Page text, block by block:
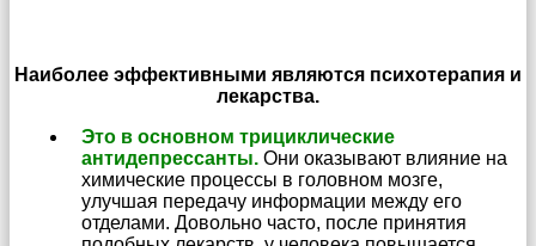
Наиболее эффективными являются психотерапия и
лекарства.
Это в основном трициклические
антидепрессанты. Они оказывают влияние на
химические процессы в головном мозге,
улучшая передачу информации между его
отделами. Довольно часто, после принятия